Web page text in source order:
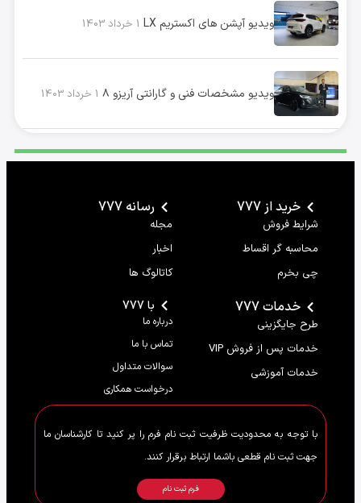
ویدیو آپشن های اکستریم LX 1 خرداد 1403
ویدیو مشخصات فنی و گارانتی آریزو ۸ 1 خرداد 1403
خرید از 777
شرایط فروش
محاسبه گر اقساط
چی بخرم
رسانه 777
مجله
اخبار
کاتالوگ ها
خدمات 777
طرح جایگزینی
خدمات پس از فروش VIP
خدمات آموزشی
با 777
درباره ما
تماس با ما
سوالات متداول
درخواست همکاری
با توجه به محدودیت ظرفیت ثبت نام فرم را پر کنید تا کارشناسان ما
جهت ثبت نام قطعی باشما ارتباط برقرار کنند.
فرم ثبت نام